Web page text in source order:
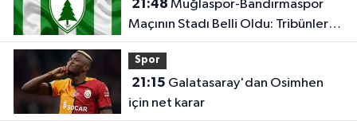
21:48
Maçının Stadı Belli Oldu: Tribünler
Boş Kalacak
Spor
21:15
için net karar